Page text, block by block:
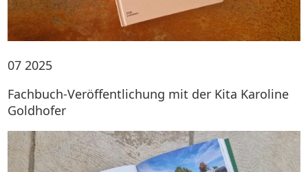
07 2025
Fachbuch-Veröffentlichung mit der Kita Karoline
Goldhofer